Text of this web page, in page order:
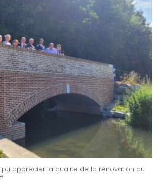
pu apprécier la qualité de la rénovation du